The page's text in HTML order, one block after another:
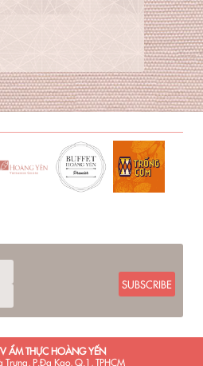
SUBSCRIBE
ẨM THỰC HOÀNG YẾN
P.Đa Kao, Q.1, TPHCM